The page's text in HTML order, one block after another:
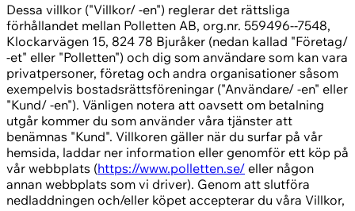
Dessa villkor ("Villkor/ -en") reglerar det rättsliga
förhållandet mellan Polletten AB, org.nr. 559496--7548,
Klockarvägen 15, 824 78 Bjuråker (nedan kallad "Företag/
-et" eller "Polletten") och dig som användare som kan vara
privatpersoner, företag och andra organisationer såsom
exempelvis bostadsrättsföreningar ("Användare/ -en" eller
"Kund/ -en"). Vänligen notera att oavsett om betalning
utgår kommer du som använder våra tjänster att
benämnas "Kund". Villkoren gäller när du surfar på vår
hemsida, laddar ner information eller genomför ett köp på
vår webbplats (https://www.polletten.se/ eller någon
annan webbplats som vi driver). Genom att slutföra
nedladdningen och/eller köpet accepterar du våra Villkor,